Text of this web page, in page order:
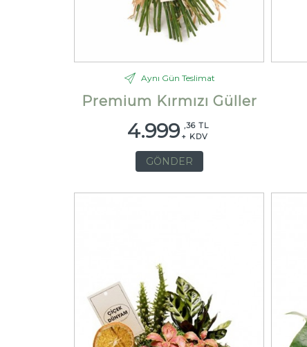
Aynı Gün Teslimat
Premium Kırmızı Güller
4.999 ,36 TL
+ KDV
GÖNDER